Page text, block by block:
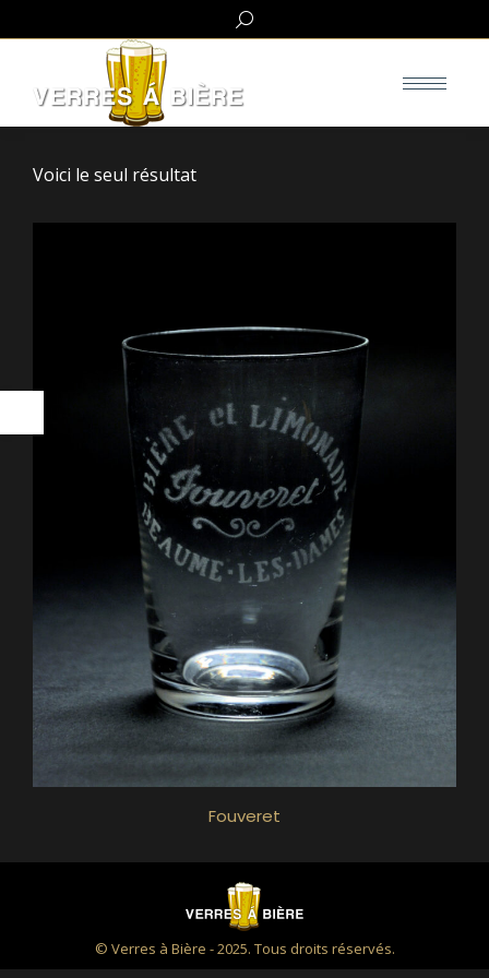
Search:
Voici le seul résultat
Fouveret
© Verres à Bière - 2025. Tous droits réservés.